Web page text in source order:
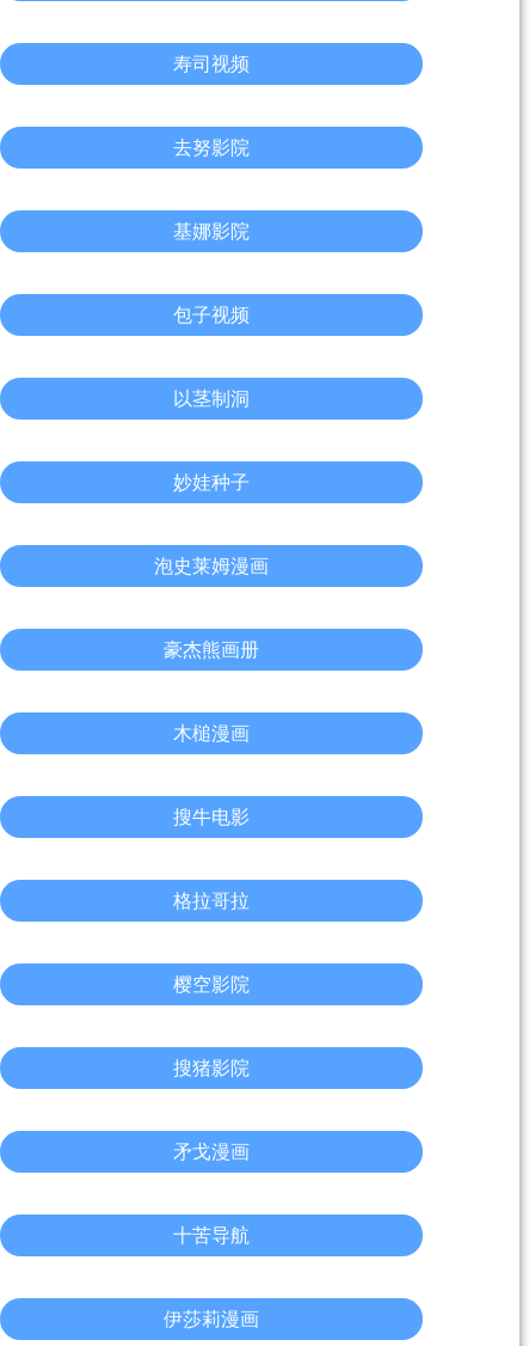
寿司视频
去努影院
基娜影院
包子视频
以茎制洞
妙娃种子
泡史莱姆漫画
豪杰熊画册
木槌漫画
搜牛电影
格拉哥拉
樱空影院
搜猪影院
矛戈漫画
十苦导航
伊莎莉漫画